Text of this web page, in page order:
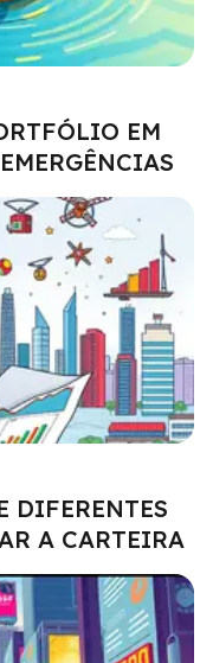
EM
DIFERENTES
A CARTEIRA